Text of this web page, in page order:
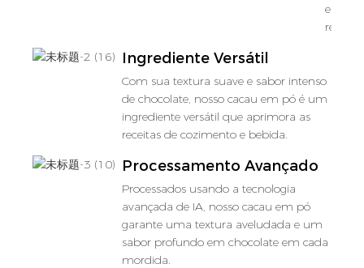
em
Ingrediente Versátil
Com sua textura suave e sabor intenso
de chocolate, nosso cacau em pó é um
ingrediente versátil que aprimora as
receitas de cozimento e bebida.
Processamento Avançado
Processados ​​usando a tecnologia
avançada de IA, nosso cacau em pó
garante uma textura aveludada e um
sabor profundo em chocolate em cada
mordida.